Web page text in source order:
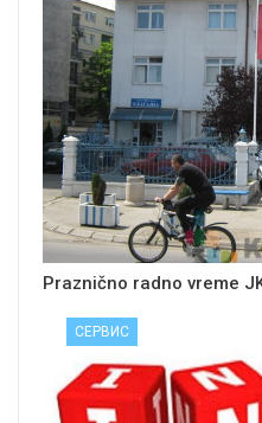
Praznično radno vreme
СЕРВИС